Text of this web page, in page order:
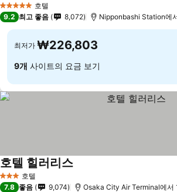
5 성급 호텔
9.2 최고 좋음 8,072 Nipponbashi Station에
최저가 ₩226,803
9개 사이트의 요금 보기
3 성급 호텔
호텔 힐러리스
7.8 좋음 9,074 Osaka City Air Terminal에서